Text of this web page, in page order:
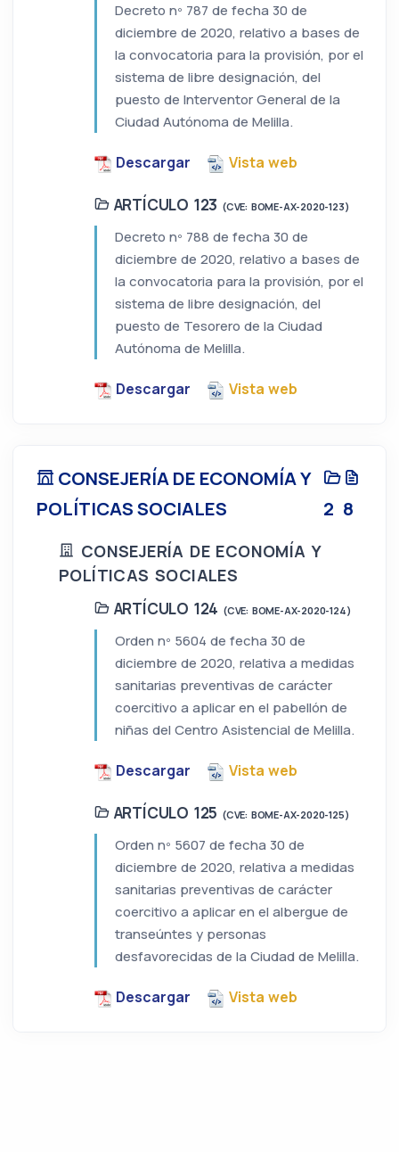
Decreto nº 787 de fecha 30 de
diciembre de 2020, relativo a bases de
la convocatoria para la provisión, por el
sistema de libre designación, del
puesto de Interventor General de la
Ciudad Autónoma de Melilla.
Descargar Vista web
ARTÍCULO 123 (CVE: BOME-AX-2020-123)
Decreto nº 788 de fecha 30 de
diciembre de 2020, relativo a bases de
la convocatoria para la provisión, por el
sistema de libre designación, del
puesto de Tesorero de la Ciudad
Autónoma de Melilla.
Descargar Vista web
CONSEJERÍA DE ECONOMÍA Y
POLÍTICAS SOCIALES
2 8
CONSEJERÍA DE ECONOMÍA Y
POLÍTICAS SOCIALES
ARTÍCULO 124 (CVE: BOME-AX-2020-124)
Orden nº 5604 de fecha 30 de
diciembre de 2020, relativa a medidas
sanitarias preventivas de carácter
coercitivo a aplicar en el pabellón de
niñas del Centro Asistencial de Melilla.
Descargar Vista web
ARTÍCULO 125 (CVE: BOME-AX-2020-125)
Orden nº 5607 de fecha 30 de
diciembre de 2020, relativa a medidas
sanitarias preventivas de carácter
coercitivo a aplicar en el albergue de
transeúntes y personas
desfavorecidas de la Ciudad de Melilla.
Descargar Vista web